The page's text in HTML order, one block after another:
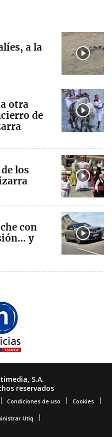
a la
otra
de
los
con
y
S.A.
reservados
Condiciones de uso Cookies
Utiq